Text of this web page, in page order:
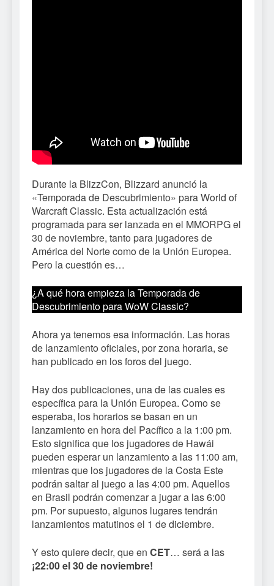
Durante la BlizzCon, Blizzard anunció la
«Temporada de Descubrimiento» para World of
Warcraft Classic. Esta actualización está
programada para ser lanzada en el MMORPG el
30 de noviembre, tanto para jugadores de
América del Norte como de la Unión Europea.
Pero la cuestión es…
¿A qué hora empieza la Temporada de
Descubrimiento para WoW Classic?
Ahora ya tenemos esa información. Las horas
de lanzamiento oficiales, por zona horaria, se
han publicado en los foros del juego.
Hay dos publicaciones, una de las cuales es
específica para la Unión Europea. Como se
esperaba, los horarios se basan en un
lanzamiento en hora del Pacífico a la 1:00 pm.
Esto significa que los jugadores de Hawái
pueden esperar un lanzamiento a las 11:00 am,
mientras que los jugadores de la Costa Este
podrán saltar al juego a las 4:00 pm. Aquellos
en Brasil podrán comenzar a jugar a las 6:00
pm. Por supuesto, algunos lugares tendrán
lanzamientos matutinos el 1 de diciembre.
Y esto quiere decir, que en CET… será a las
¡22:00 el 30 de noviembre!